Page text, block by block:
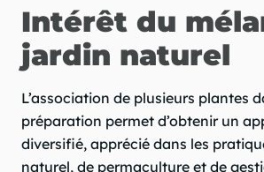
Intérêt du
jardin naturel
L’association de plusieurs plantes
préparation permet d’obtenir un
diversifié, apprécié dans les
naturel, de permaculture et de